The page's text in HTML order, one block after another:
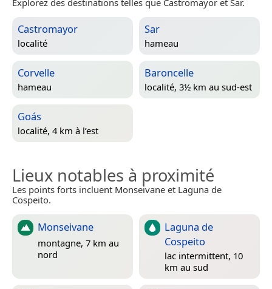
Explorez des destinations telles que Castromayor et Sar.
Castromayor
localité
Sar
hameau
Corvelle
hameau
Baroncelle
localité, 3½ km au sud-est
Goás
localité, 4 km à l’est
Lieux notables à proximité
Les points forts incluent Monseivane et Laguna de
Cospeito.
Monseivane
montagne, 7 km au
nord
Laguna de
Cospeito
lac intermittent, 10
km au sud